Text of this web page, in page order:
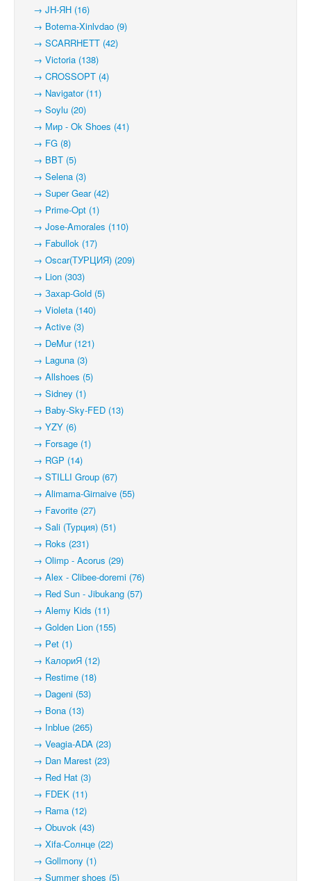
→ JH-ЯН (16)
→ Botema-Xinlvdao (9)
→ SCARRHETT (42)
→ Victoria (138)
→ CROSSOPT (4)
→ Navigator (11)
→ Soylu (20)
→ Мир - Ok Shoes (41)
→ FG (8)
→ BBT (5)
→ Selena (3)
→ Super Gear (42)
→ Prime-Opt (1)
→ Jose-Amorales (110)
→ Fabullok (17)
→ Oscar(ТУРЦИЯ) (209)
→ Lion (303)
→ Захар-Gold (5)
→ Violeta (140)
→ Active (3)
→ DeMur (121)
→ Laguna (3)
→ Allshoes (5)
→ Sidney (1)
→ Baby-Sky-FED (13)
→ YZY (6)
→ Forsage (1)
→ RGP (14)
→ STILLI Group (67)
→ Alimama-Girnaive (55)
→ Favorite (27)
→ Sali (Турция) (51)
→ Roks (231)
→ Olimp - Acorus (29)
→ Alex - Clibee-doremi (76)
→ Red Sun - Jibukang (57)
→ Alemy Kids (11)
→ Golden Lion (155)
→ Pet (1)
→ КалориЯ (12)
→ Restime (18)
→ Dageni (53)
→ Bona (13)
→ Inblue (265)
→ Veagia-ADA (23)
→ Dan Marest (23)
→ Red Hat (3)
→ FDEK (11)
→ Rama (12)
→ Obuvok (43)
→ Xifa-Солнце (22)
→ Gollmony (1)
→ Summer shoes (5)